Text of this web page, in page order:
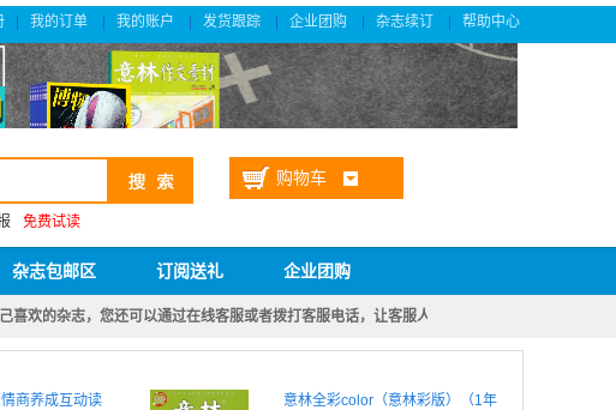
|
我的订单
|
我的账户
|
发货跟踪
|
企业团购
|
杂志续订
|
帮助中心
购物车
免费试读
杂志包邮区 订阅送礼 企业团购
欢的杂志，您还可以通过在线客服或者拨打客服电话，让客服人员为您查找
商养成互动读
意林全彩color（意林彩版）（1年